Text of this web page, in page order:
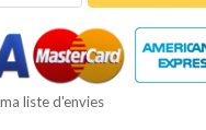
liste d'envies